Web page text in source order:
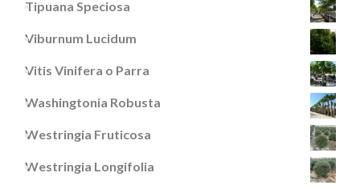
Tipuana Speciosa
Viburnum Lucidum
Vitis Vinifera o Parra
Washingtonia Robusta
Westringia Fruticosa
Westringia Longifolia